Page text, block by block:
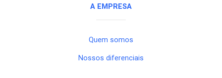
A EMPRESA
Quem somos
Nossos diferenciais